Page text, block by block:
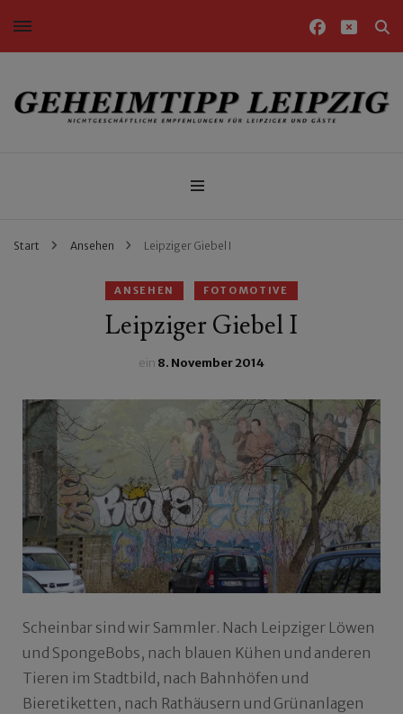
Nichtgeschäftliche Empfehlungen für Leipziger und Gäste
Start Ansehen Leipziger Giebel I
ANSEHEN FOTOMOTIVE
Leipziger Giebel I
ein 8. November 2014
Scheinbar sind wir Sammler. Nach Leipziger Löwen
und SpongeBobs, nach blauen Kühen und anderen
Tieren im Stadtbild, nach Bahnhöfen und
Bieretiketten, nach Rathäusern und Grünanlagen